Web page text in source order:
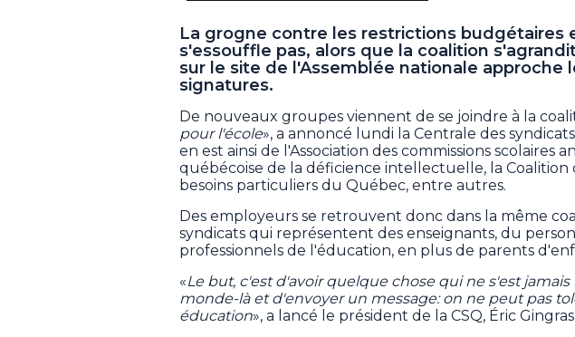
La grogne contre les restrictions budgétaires
s'essouffle pas, alors que la coalition
sur le site de l'Assemblée nationale approche
signatures.
De nouveaux groupes viennent de se joindre à la
pour l'école», a annoncé lundi la Centrale des
en est ainsi de l'Association des commissions scolaires
québécoise de la déficience intellectuelle, la Coalition
besoins particuliers du Québec, entre autres.
Des employeurs se retrouvent donc dans la même
syndicats qui représentent des enseignants, du
professionnels de l'éducation, en plus de parents
«Le but, c'est d'avoir quelque chose qui ne s'est
monde-là et d'envoyer un message: on ne peut pas
éducation», a lancé le président de la CSQ, Éric